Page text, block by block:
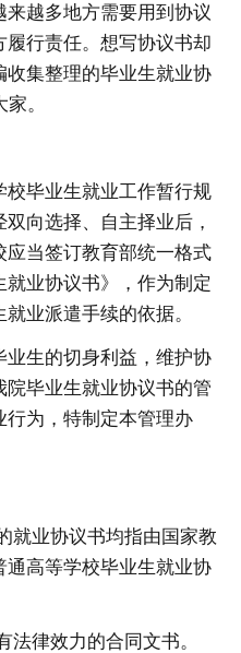
越多地方需要用到协议
行责任。想写协议书却
集整理的毕业生就业协
。
毕业生就业工作暂行规
向选择、自主择业后，
当签订教育部统一格式
业协议书》，作为制定
业派遣手续的依据。
业生的切身利益，维护协
毕业生就业协议书的管
行为，特制定本管理办
就业协议书均指由国家教
高等学校毕业生就业协
法律效力的合同文书。